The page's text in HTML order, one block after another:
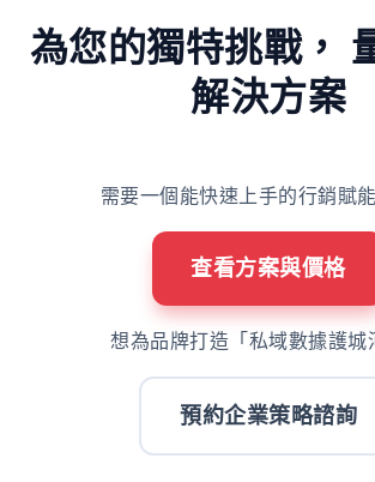
為您的獨特挑戰，
解決方案
需要一個能快速上手的行銷賦
查看方案與價格
想為品牌打造「私域數據護城
預約企業策略諮詢